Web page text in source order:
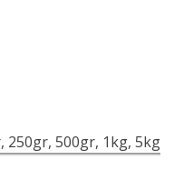
250gr, 500gr, 1kg, 5kg